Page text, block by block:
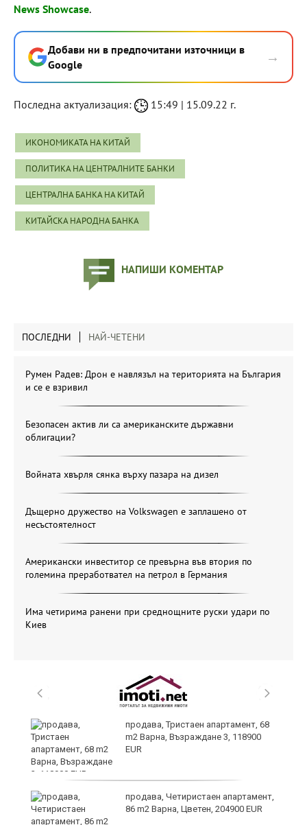
News Showcase.
Добави ни в предпочитани източници в
Google
→
Последна актуализация: 15:49 | 15.09.22 г.
ИКОНОМИКАТА НА КИТАЙ
ПОЛИТИКА НА ЦЕНТРАЛНИТЕ БАНКИ
ЦЕНТРАЛНА БАНКА НА КИТАЙ
КИТАЙСКА НАРОДНА БАНКА
НАПИШИ КОМЕНТАР
ПОСЛЕДНИ НАЙ-ЧЕТЕНИ
Румен Радев: Дрон е навлязъл на територията на България
и се е взривил
Безопасен актив ли са американските държавни
облигации?
Войната хвърля сянка върху пазара на дизел
Дъщерно дружество на Volkswagen е заплашено от
несъстоятелност
Американски инвеститор се превърна във втория по
големина преработвател на петрол в Германия
Има четирима ранени при среднощните руски удари по
Киев
продава, Тристаен апартамент, 68
m2 Варна, Възраждане 3, 118900
EUR
продава, Четиристаен апартамент,
86 m2 Варна, Цветен, 204900 EUR